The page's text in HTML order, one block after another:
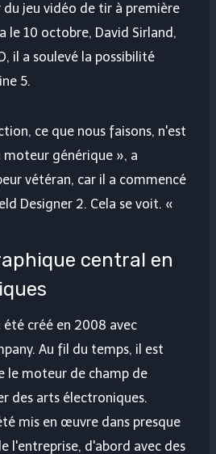
jeu vidéo de tir à première
le 10 octobre, David Sirland,
il a soulevé la possibilité
5.
ce que nous faisons, n'est
moteur générique », a
vétéran, car il a commencé
Designer 2. Cela se voit. «
central en
été créé en 2008 avec
Au fil du temps, il est
le moteur de champ de
des arts électroniques.
mis en œuvre dans presque
l'entreprise, d'abord avec des